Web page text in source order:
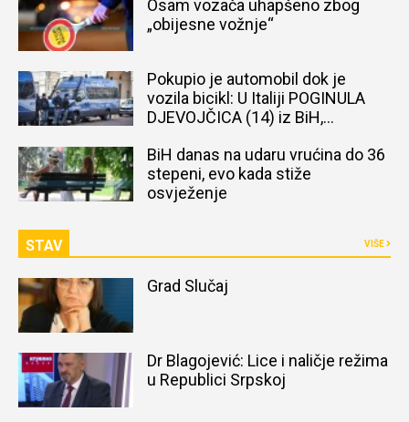
Osam vozača uhapšeno zbog
„obijesne vožnje“
Pokupio je automobil dok je
vozila bicikl: U Italiji POGINULA
DJEVOJČICA (14) iz BiH,
BiH danas na udaru vrućina do 36
stepeni, evo kada stiže
osvježenje
STAV VIŠE
Grad Slučaj
Dr Blagojević: Lice i naličje režima
u Republici Srpskoj